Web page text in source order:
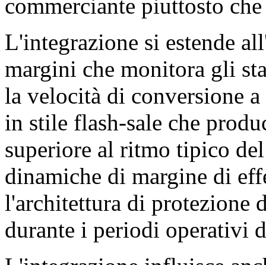
commerciante piuttosto
L'integrazione si estende
margini che monitora gli
la velocità di conversione
in stile flash-sale che
superiore al ritmo tipico
dinamiche di margine di
l'architettura di protezione
durante i periodi operativi